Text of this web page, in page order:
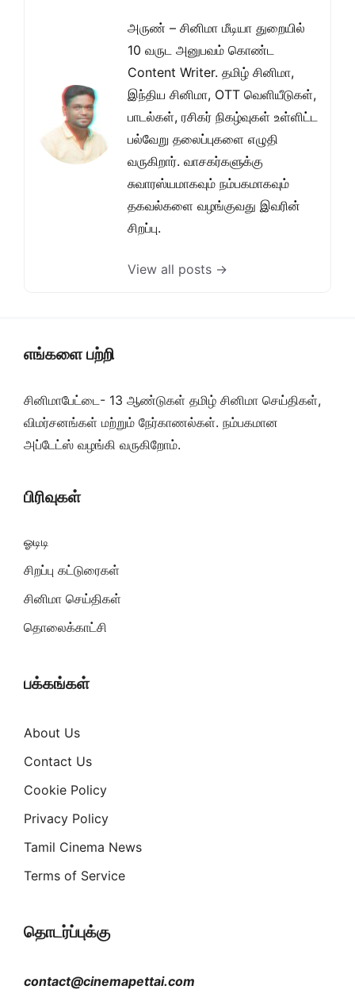
அருண் – சினிமா மீடியா துறையில்
10 வருட அனுபவம் கொண்ட
Content Writer. தமிழ் சினிமா,
இந்திய சினிமா, OTT வெளியீடுகள்,
பாடல்கள், ரசிகர் நிகழ்வுகள் உள்ளிட்ட
பல்வேறு தலைப்புகளை எழுதி
வருகிறார். வாசகர்களுக்கு
சுவாரஸ்யமாகவும் நம்பகமாகவும்
தகவல்களை வழங்குவது இவரின்
சிறப்பு.
View all posts →
எங்களை பற்றி
சினிமாபேட்டை- 13 ஆண்டுகள் தமிழ் சினிமா செய்திகள்,
விமர்சனங்கள் மற்றும் நேர்காணல்கள். நம்பகமான
அப்டேட்ஸ் வழங்கி வருகிறோம்.
பிரிவுகள்
ஓடிடி
சிறப்பு கட்டுரைகள்
சினிமா செய்திகள்
தொலைக்காட்சி
பக்கங்கள்
About Us
Contact Us
Cookie Policy
Privacy Policy
Tamil Cinema News
Terms of Service
தொடர்ப்புக்கு
contact@cinemapettai.com